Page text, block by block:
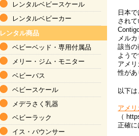
日本
されて
メル
該当
ようで
アメ
性があ
以下
アメ
（
正確に
レンタルベビースケール
レンタルベビーカー
レンタル商品
ベビーベッド ・ 専用付属品
メリー・ジム ・ モニター
ベビーバス
ベビースケール
メデラさく乳器
ベビーラック
イス・バウンサー